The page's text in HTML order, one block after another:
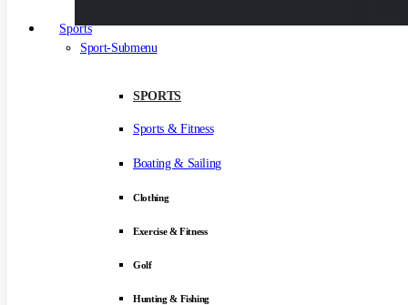
Sports
Sport-Submenu
SPORTS
Sports & Fitness
Boating & Sailing
Clothing
Exercise & Fitness
Golf
Hunting & Fishing